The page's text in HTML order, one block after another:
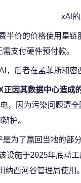
xAI
半价的价格使用星
支付硬件预付款。
，后者在孟菲斯和密
因其数据中心造成
，因为污染问题遭
护。
为了赢回当地的部
设施于2025年底动
纳西河谷管理局使用。